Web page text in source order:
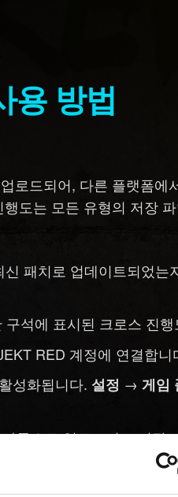
용 방법
로드되어, 다른 플랫폼에
도는 모든 유형의 저장
패치로 업데이트되었는
석에 표시된 크로스 진
RED 계정에 연결합니
성화됩니다.설정 →게임
동으로 업로드되고 저장
서사이버펑크 2077를 실